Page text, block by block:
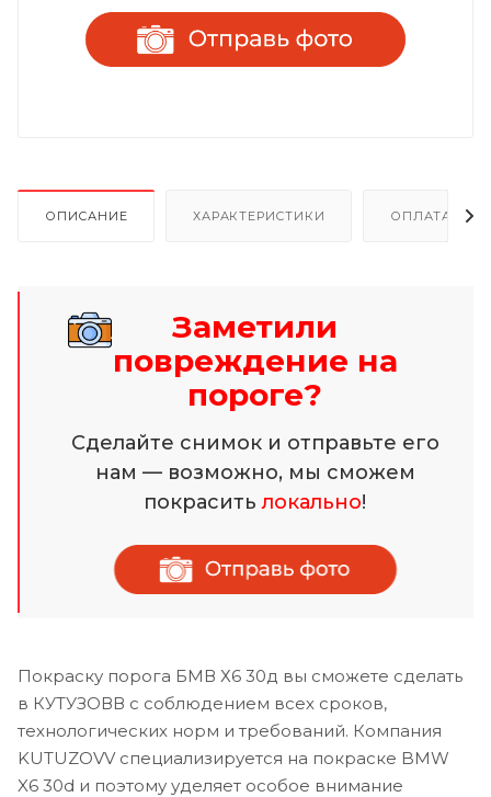
ОПИСАНИЕ ХАРАКТЕРИСТИКИ ОПЛАТА И
Заметили
повреждение на
пороге?
Сделайте снимок и отправьте его
нам — возможно, мы сможем
покраситьлокально!
Покраску порога БМВ Х6 30д вы сможете сделать
в КУТУЗОВВ с соблюдением всех сроков,
технологических норм и требований. Компания
KUTUZOVV специализируется на покраске BMW
X6 30d и поэтому уделяет особое внимание